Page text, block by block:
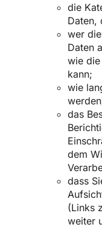
die
Daten,
wer
Daten
wie
kann;
wie
das
dem
dass
(Links
weiter